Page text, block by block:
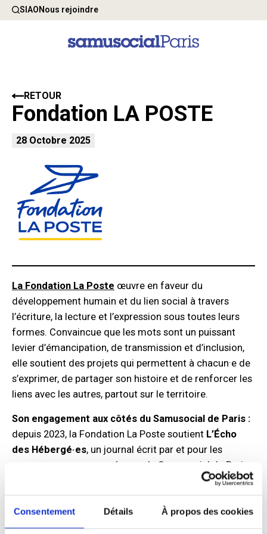
Consentement Détails À propos des cookies
SIAONous rejoindre
Fondation LA POSTE
RETOUR
28 Octobre 2025
La Fondation La Poste œuvre en faveur du
développement humain et du lien social à travers
l’écriture, la lecture et l’expression sous toutes leurs
formes. Convaincue que les mots sont un puissant
levier d’émancipation, de transmission et d’inclusion,
elle soutient des projets qui permettent à chacun·e de
s’exprimer, de partager son histoire et de renforcer les
liens avec les autres, partout sur le territoire.
Son engagement aux côtés du Samusocial de Paris :
depuis 2023, la Fondation La Poste soutient L’Écho
des Hébergé·es, un journal écrit par et pour les
personnes accompagnées par le Samusocial de Paris.
Ce projet vise à donner la parole à celles et ceux qui
de vie et à recréer du lien social au sein des centres
d’hébergement et de soins.